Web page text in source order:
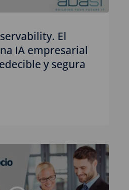
El
IA empresarial
y segura